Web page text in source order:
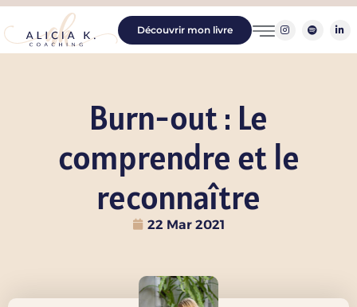
Découvrir mon livre
Burn-out : Le
comprendre et le
reconnaître
22 Mar 2021